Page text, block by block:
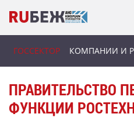
ГОССЕКТОР КОМПАНИИ И
ПРАВИТЕЛЬСТВО
ФУНКЦИИ